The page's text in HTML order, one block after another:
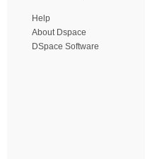
Help
About Dspace
DSpace Software